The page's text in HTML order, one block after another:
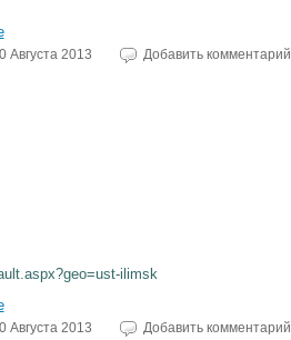
Августа 2013 Добавить комментарий
ilimsk
Августа 2013 Добавить комментарий